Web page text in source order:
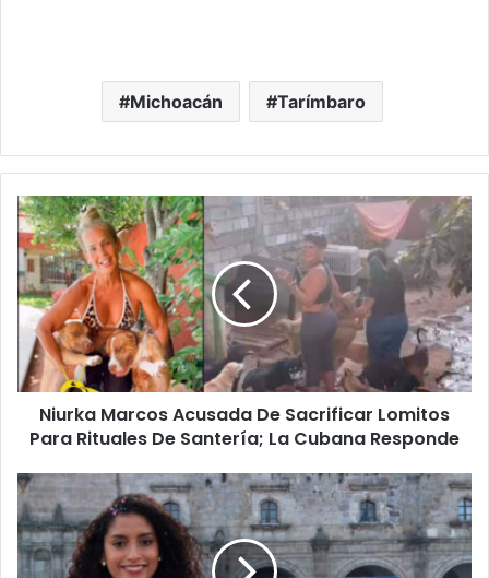
Michoacán Tarímbaro
Niurka
Marcos
Acusada
De
Sacrificar
Lomitos
Para
Rituales
De
Santería;
La
Responde
Niurka Marcos Acusada De Sacrificar Lomitos
Para Rituales De Santería; La Cubana Responde
Morelia
Demostró
Su
Apoyo